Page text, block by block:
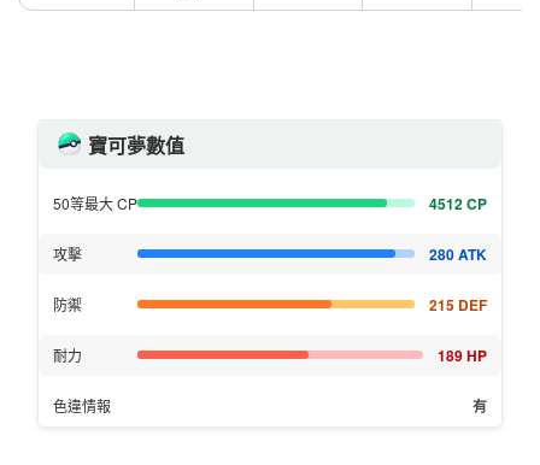
寶可夢數值
50等最大 CP 4512 CP
攻擊 280 ATK
防禦 215 DEF
耐力 189 HP
色違情報 有